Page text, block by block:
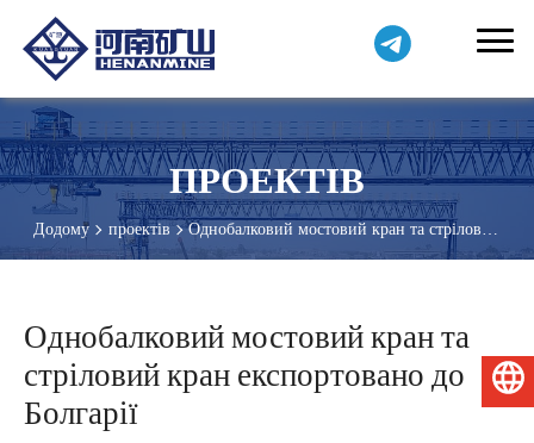
ПРОЕКТІВ
Додому проектів
Однобалковий мостовий кран та стріловий
кран експортовано до Болгарії
Однобалковий мостовий кран та
стріловий кран експортовано до
Болгарії
Українська